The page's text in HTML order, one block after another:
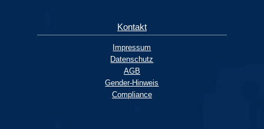
Kontakt
Impressum
Datenschutz
AGB
Gender-Hinweis
Compliance